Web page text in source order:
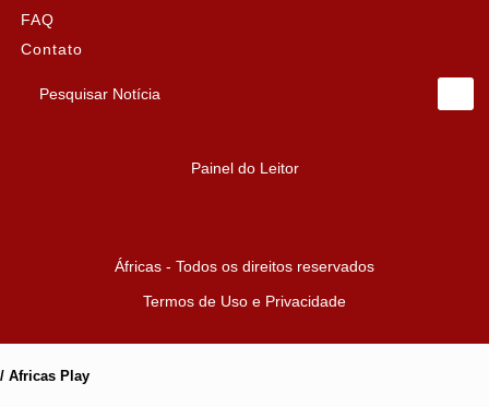
FAQ
Contato
Pesquisar Notícia
Painel do Leitor
Áfricas - Todos os direitos reservados
Termos de Uso e Privacidade
/ Africas Play